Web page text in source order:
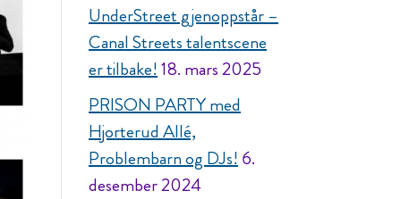
UnderStreet gjenoppstår –
Canal Streets talentscene
er tilbake!18. mars 2025
PRISON PARTY med
Hjorterud Allé,
Problembarn og DJs! 6.
desember 2024